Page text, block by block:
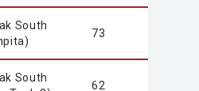
South
73
South
62